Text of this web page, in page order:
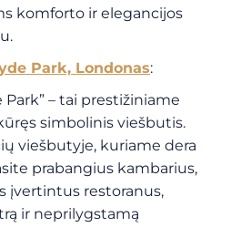
komforto ir elegancijos
Park, Londonas:
– tai prestižiniame
simbolinis viešbutis.
viešbutyje, kuriame dera
prabangius kambarius,
įvertintus restoranus,
ir neprilygstamą